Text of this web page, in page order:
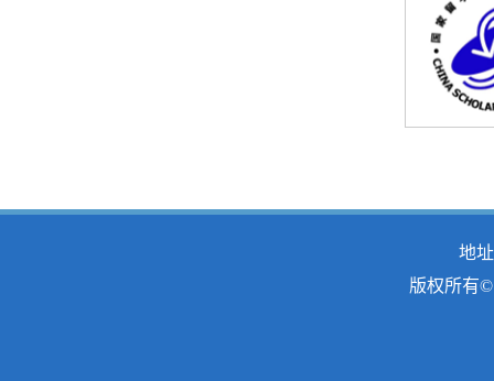
地
版权所有©